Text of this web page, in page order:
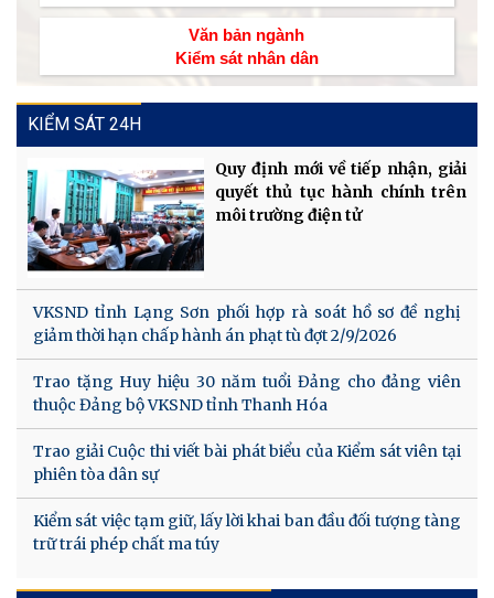
Văn bản ngành
Kiểm sát nhân dân
KIỂM SÁT 24H
Quy định mới về tiếp nhận, giải
quyết thủ tục hành chính trên
môi trường điện tử
VKSND tỉnh Lạng Sơn phối hợp rà soát hồ sơ đề nghị
giảm thời hạn chấp hành án phạt tù đợt 2/9/2026
Trao tặng Huy hiệu 30 năm tuổi Đảng cho đảng viên
thuộc Đảng bộ VKSND tỉnh Thanh Hóa
Trao giải Cuộc thi viết bài phát biểu của Kiểm sát viên tại
phiên tòa dân sự
Kiểm sát việc tạm giữ, lấy lời khai ban đầu đối tượng tàng
trữ trái phép chất ma túy